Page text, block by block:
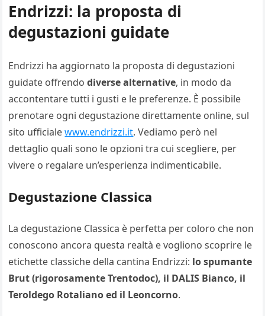
Endrizzi: la proposta di
degustazioni guidate
Endrizzi ha aggiornato la proposta di degustazioni
guidate offrendodiverse alternative, in modo da
accontentare tutti i gusti e le preferenze. È possibile
prenotare ogni degustazione direttamente online, sul
sito ufficialewww.endrizzi.it. Vediamo però nel
dettaglio quali sono le opzioni tra cui scegliere, per
vivere o regalare un’esperienza indimenticabile.
Degustazione Classica
La degustazione Classica è perfetta per coloro che non
conoscono ancora questa realtà e vogliono scoprire le
etichette classiche della cantina Endrizzi: lo spumante
Brut (rigorosamente Trentodoc), il DALIS Bianco, il
Teroldego Rotaliano ed il Leoncorno.